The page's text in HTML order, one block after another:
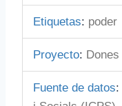
Etiquetas: poder
Proyecto:
Fuente de datos: